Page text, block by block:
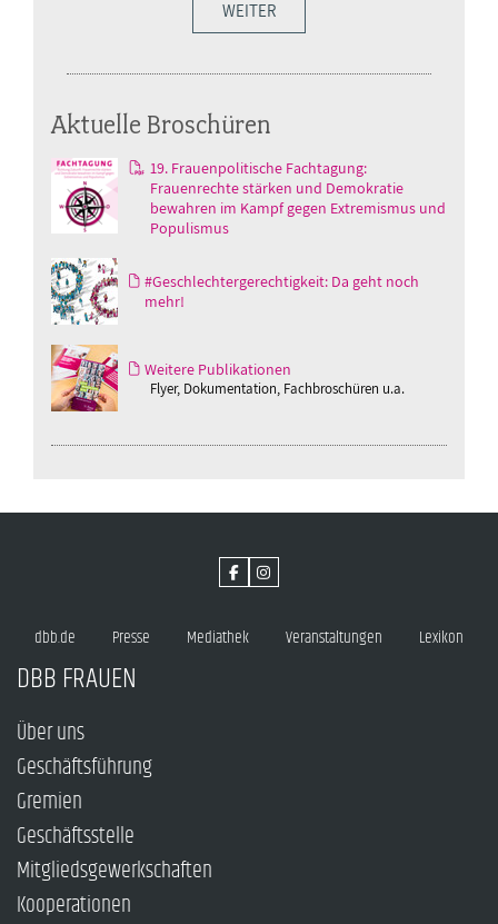
WEITER
Aktuelle Broschüren
19. Frauenpolitische Fachtagung:
Frauenrechte stärken und Demokratie
bewahren im Kampf gegen Extremismus und
Populismus
#Geschlechtergerechtigkeit: Da geht noch
mehr!
Weitere Publikationen
Flyer, Dokumentation, Fachbroschüren u.a.
dbb.de Presse Mediathek Veranstaltungen Lexikon
DBB FRAUEN
Über uns
Geschäftsführung
Gremien
Geschäftsstelle
Mitgliedsgewerkschaften
Kooperationen